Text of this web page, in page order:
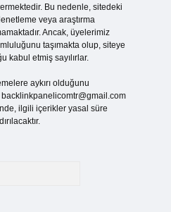
Bu nedenle, sitedeki
veya araştırma
Ancak, üyelerimiz
taşımakta olup, siteye
kabul etmiş sayılırlar.
aykırı olduğunu
backlinkpanelicomtr@gmail.com
ilgili içerikler yasal süre